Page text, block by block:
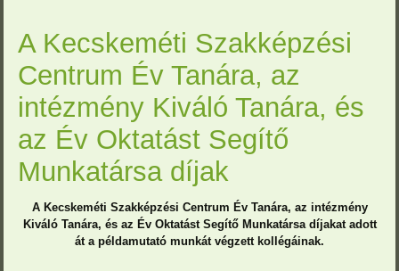
A Kecskeméti Szakképzési
Centrum Év Tanára, az
intézmény Kiváló Tanára, és
az Év Oktatást Segítő
Munkatársa díjak
A Kecskeméti Szakképzési Centrum Év Tanára, az intézmény
Kiváló Tanára, és az Év Oktatást Segítő Munkatársa díjakat adott
át a példamutató munkát végzett kollégáinak.